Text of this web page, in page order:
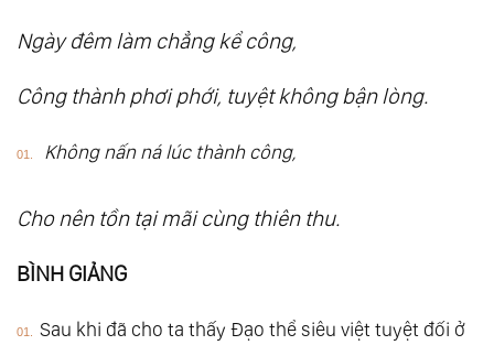
75.Đạo Đức Kinh: Chương 71. Tri Bệnh
77.
Đạo Đức Kinh: Chương 73. Nhiệm Vi
78.Đạo Đức Kinh: Chương 74. Chế Hoặc
80.Đạo Đức Kinh: Chương 76. Giới Cường
Đạo Đức Kinh: Chương 77. Thiên Đạo
82.Đạo Đức Kinh: Chương 78. Nhiệm Tín
83. Đạo Đức Kinh: Chương 79. Nhiệm Khế
Ngày đêm làm chẳng kể công,
Công thành phơi phới, tuyệt không bận lòng.
Không nấn ná lúc thành công,
Cho nên tồn tại mãi cùng thiên thu.
BÌNH GIẢNG
Sau khi đã cho ta thấy Đạo thể siêu việt tuyệt đối ở